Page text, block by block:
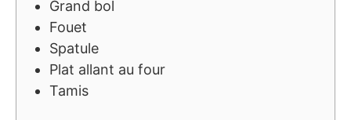
Grand bol
Fouet
Spatule
Plat allant au four
Tamis